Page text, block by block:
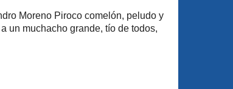
Moreno Piroco comelón, peludo y
un muchacho grande, tío de todos,